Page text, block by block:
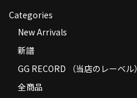
Privacy Policy
特定商取引法に基づく表示
Categories
New Arrivals
新譜
GG RECORD （当店のレーベル）
全商品